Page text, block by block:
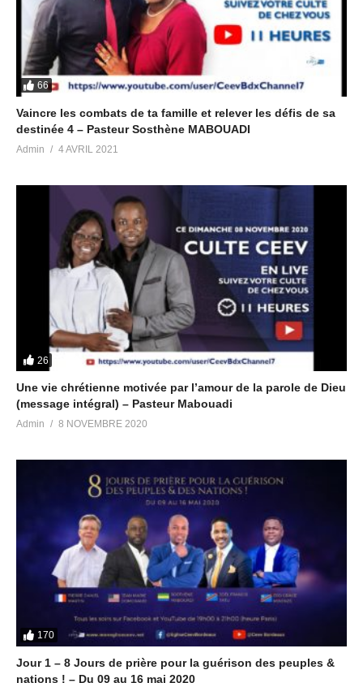
66
Vaincre les combats de ta famille et relever les défis de sa
destinée 4 – Pasteur Sosthène MABOUADI
Admin 4 AVRIL 2021
26
Une vie chrétienne motivée par l’amour de la parole de Dieu
(message intégral) – Pasteur Mabouadi
Admin 8 NOVEMBRE 2020
170
Jour 1 – 8 Jours de prière pour la guérison des peuples &
nations ! – Du 09 au 16 mai 2020